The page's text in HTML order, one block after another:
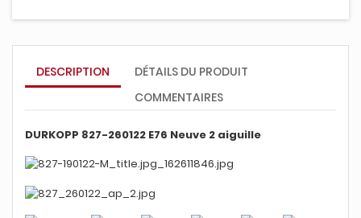
DESCRIPTION
DÉTAILS DU PRODUIT
COMMENTAIRES
DURKOPP 827-260122 E76 Neuve 2 aiguille